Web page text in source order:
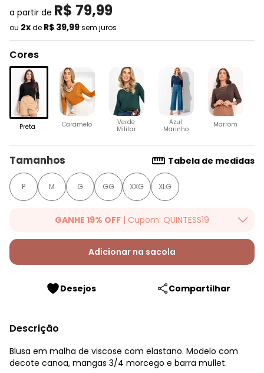
a partir de R$ 79,99
ou 2xde R$ 39,99sem juros
Cores
Preta Caramelo
Verde
Militar
Azul
Marinho
Marrom
Tamanhos Tabela de medidas
P M G GG XXG XLG
GANHE 19% OFF | Cupom: QUINTESS19
Ganhe 19% OFF Extra em qualquer valor, usando o cupom:
QUINTESS19. Válido para toda loja Quintess, até 07/08/2026.
Adicionar na sacola
Desejos Compartilhar
Descrição
Blusa em malha de viscose com elastano. Modelo com
decote canoa, mangas 3/4 morcego e barra mullet.